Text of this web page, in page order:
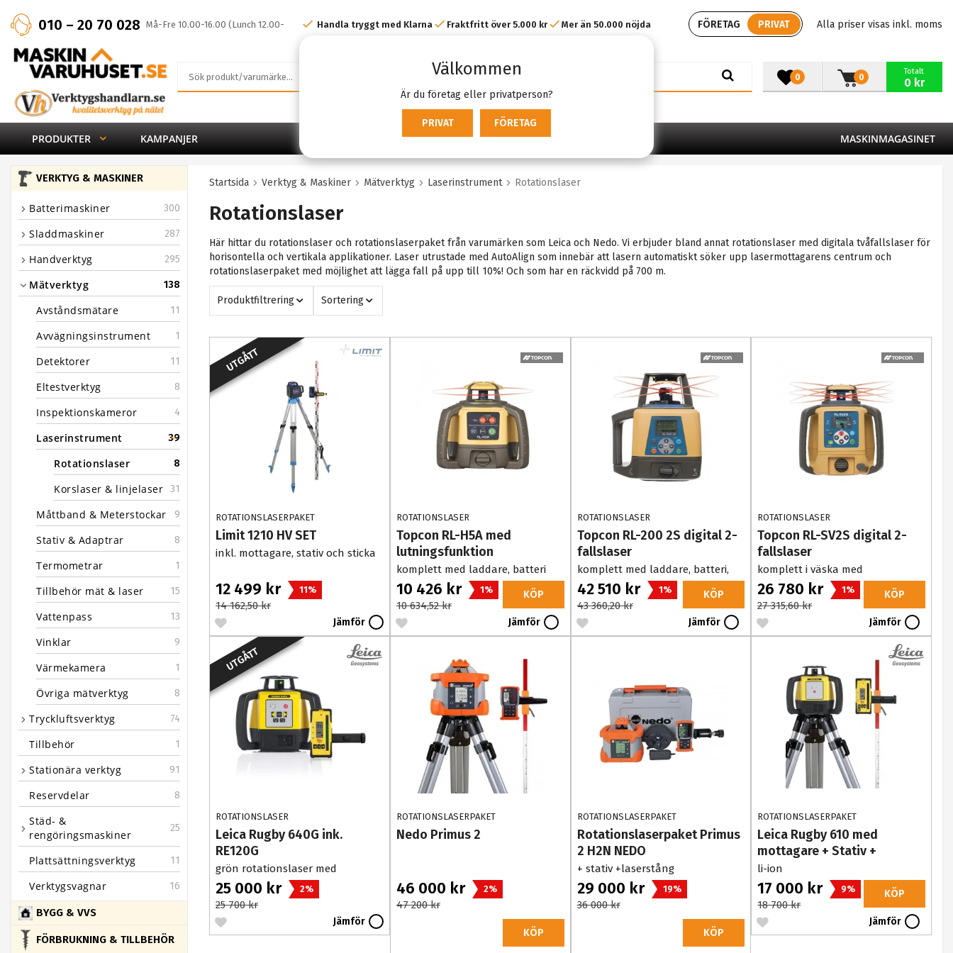
Välkommen
Är du företag eller privatperson?
PRIVAT FÖRETAG
010 – 20 70 028 Må-Fre 10.00-16.00 (Lunch 12.00-
13.00)
FÖRETAG PRIVAT Alla priser visas inkl. moms
Handla tryggt med Klarna Fraktfritt över 5.000 kr Mer än 50.000 nöjda
0
Totalt
0 kr
0
PRODUKTER KAMPANJER MASKINMAGASINET
VERKTYG & MASKINER
Batterimaskiner 300
Sladdmaskiner 287
Handverktyg 295
Mätverktyg 138
Avståndsmätare 11
Avvägningsinstrument 1
Detektorer 11
Eltestverktyg 8
Inspektionskameror 4
Laserinstrument 39
Rotationslaser 8
Korslaser & linjelaser 31
Måttband & Meterstockar 9
Stativ & Adaptrar 8
Termometrar 1
Tillbehör mät & laser 15
Vattenpass 13
Vinklar 9
Värmekamera 1
Övriga mätverktyg 8
Tryckluftsverktyg 74
Tillbehör 1
Stationära verktyg 91
Reservdelar 8
Städ- &
rengöringsmaskiner
25
Plattsättningsverktyg 11
Verktygsvagnar 16
BYGG & VVS
FÖRBRUKNING & TILLBEHÖR
Startsida Verktyg & Maskiner Mätverktyg Laserinstrument Rotationslaser
Rotationslaser
Här hittar du rotationslaser och rotationslaserpaket från varumärken som Leica och Nedo. Vi erbjuder bland annat rotationslaser med digitala tvåfallslaser för
horisontella och vertikala applikationer. Laser utrustade med AutoAlign som innebär att lasern automatiskt söker upp lasermottagarens centrum och
rotationslaserpaket med möjlighet att lägga fall på upp till 10%! Och som har en räckvidd på 700 m.
Produktfiltrering Sortering
UTGÅTT
ROTATIONSLASERPAKET
Limit 1210 HV SET
inkl. mottagare, stativ och sticka
12 499 kr 11%
14 162,50 kr
Jämför
ROTATIONSLASER
Topcon RL-H5A med
lutningsfunktion
komplett med laddare, batteri
och väska
10 426 kr 1%
10 634,52 kr
KÖP
Jämför
ROTATIONSLASER
Topcon RL-200 2S digital 2-
fallslaser
komplett med laddare, batteri,
väska och fjärrkontroll
42 510 kr 1%
43 360,20 kr
KÖP
Jämför
ROTATIONSLASER
Topcon RL-SV2S digital 2-
fallslaser
komplett i väska med
fjärrkontroll
26 780 kr 1%
27 315,60 kr
KÖP
Jämför
UTGÅTT
ROTATIONSLASER
Leica Rugby 640G ink.
RE120G
grön rotationslaser med
mottagare
25 000 kr 2%
25 700 kr
Jämför
ROTATIONSLASERPAKET
Nedo Primus 2
46 000 kr 2%
47 200 kr
KÖP
ROTATIONSLASERPAKET
Rotationslaserpaket Primus
2 H2N NEDO
+ stativ +laserstång
29 000 kr 19%
36 000 kr
KÖP
ROTATIONSLASERPAKET
Leica Rugby 610 med
mottagare + Stativ +
Laserstång
li-ion
17 000 kr 9%
18 700 kr
KÖP
Jämför